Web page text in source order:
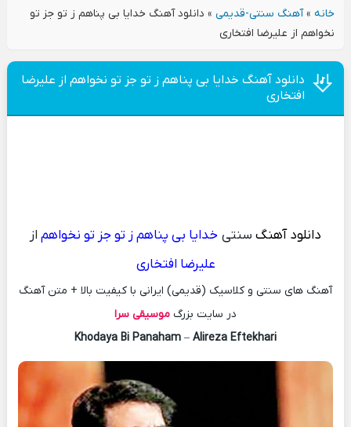
خانه»آهنگ سنتی-قدیمی» دانلود آهنگ خدایا بی پناهم ز تو جز تو
نخواهم از علیرضا افتخاری
دانلود آهنگ خدایا بی پناهم ز تو جز تو نخواهم از علیرضا
افتخاری
دانلود آهنگ سنتی خدایا بی پناهم ز تو جز تو نخواهم از
علیرضا افتخاری
آهنگ های سنتی و کلاسیک (قدیمی) ایرانی با کیفیت بالا + متن آهنگ
در سایت بزرگ موسیقی سرا
Khodaya Bi Panaham – Alireza Eftekhari